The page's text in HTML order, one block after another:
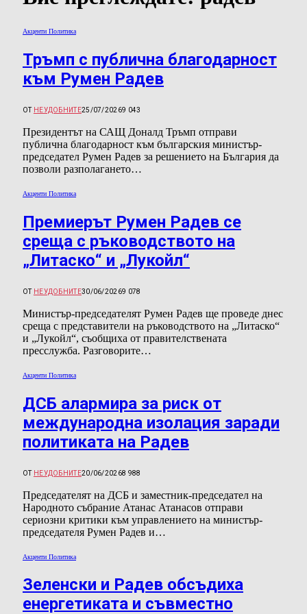
Акценти Политика
Тръмп с публична благодарност
към Румен Радев
ОТ НЕУДОБНИТЕ25/07/20269 043
Президентът на САЩ Доналд Тръмп отправи
публична благодарност към българския министър-
председател Румен Радев за решението на България да
позволи разполагането…
Акценти Политика
Премиерът Румен Радев се
среща с ръководството на
„Литаско“ и „Лукойл“
ОТ НЕУДОБНИТЕ30/06/20269 078
Министър-председателят Румен Радев ще проведе днес
среща с представители на ръководството на „Литаско“
и „Лукойл“, съобщиха от правителствената
пресслужба. Разговорите…
Акценти Политика
ДСБ алармира за риск от
международна изолация заради
политиката на Радев
ОТ НЕУДОБНИТЕ20/06/20268 988
Председателят на ДСБ и заместник-председател на
Народното събрание Атанас Атанасов отправи
сериозни критики към управлението на министър-
председателя Румен Радев и…
Акценти Политика
Зеленски и Радев обсъдиха
енергетиката и съвместно